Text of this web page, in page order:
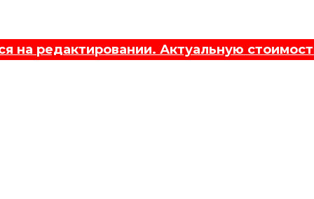
редактировании. Актуальную